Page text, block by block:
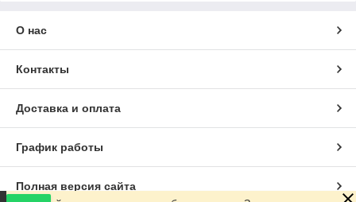
О нас
Контакты
Доставка и оплата
График работы
Полная версия сайта